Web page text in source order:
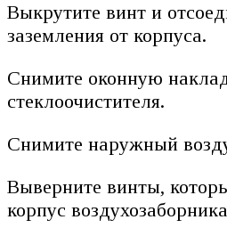
Выкрутите винт и
заземления от корпуса.
Снимите оконную
стеклоочистителя.
Снимите наружный
Выверните винты,
корпус